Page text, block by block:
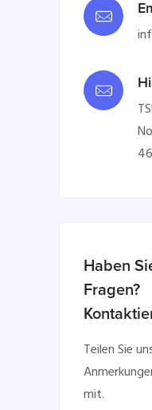
Haben
Fragen?
Teilen Sie
mit.